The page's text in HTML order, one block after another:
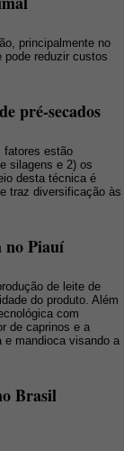
principalmente no
pode reduzir custos
pré-secados
fatores estão
silagens e 2) os
desta técnica é
traz diversificação às
no Piauí
de leite de
do produto. Além
com
de caprinos e a
e mandioca visando a
Brasil